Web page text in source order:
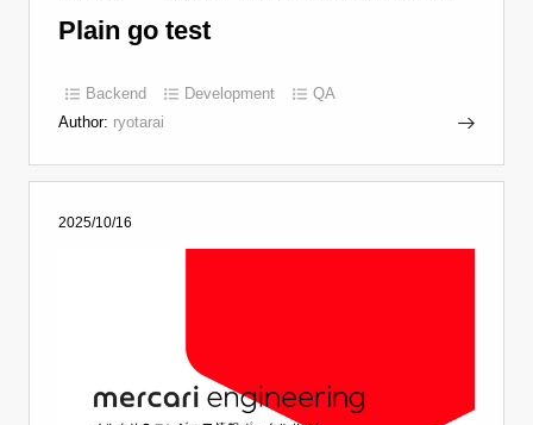
Plain go test
Backend Development
QA
Author: ryotarai
2025/10/16